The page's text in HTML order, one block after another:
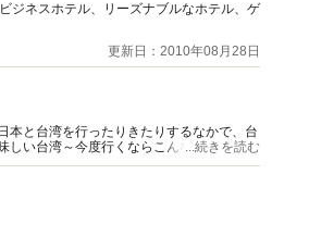
ジネスホテル、リーズナブルなホテル、ゲ
更新日：2010年08月28日
本と台湾を行ったりきたりするなかで、台
しい台湾～今度行くならこんな店」連載。
...続きを読む